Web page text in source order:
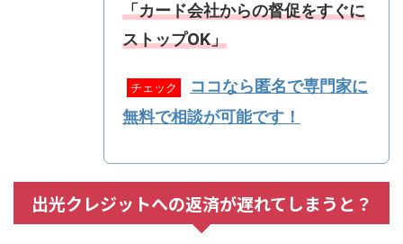
「カード会社からの督促をすぐに
ストップOK」
チェック
ココなら匿名で専門家に
無料で相談が可能です！
出光クレジットへの返済が遅れてしまうと？